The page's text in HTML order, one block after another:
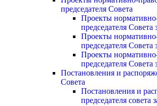
председателя Cовета
Проекты
председателя Cовета
Проекты
председателя Cовета
Проекты
председателя Cовета
Постановления и
Cовета
Постановления и
председателя совета